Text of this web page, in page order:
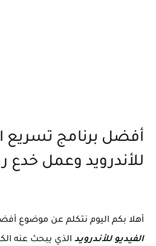
أفضل برنامج تسريع
للأندرويد وعمل خدع
أهلا بكم اليوم نتكلم عن موضوع
الفيديو للأندرويد الذي يبحث عنه